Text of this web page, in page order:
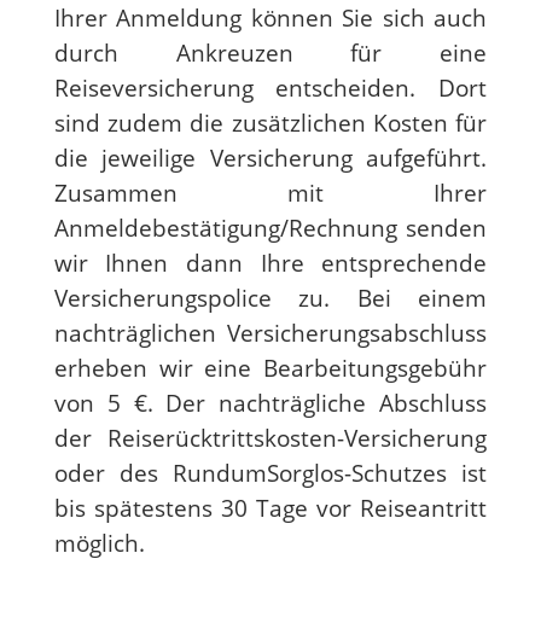
Ihrer Anmeldung können Sie sich auch
durch Ankreuzen für eine
Reiseversicherung entscheiden. Dort
sind zudem die zusätzlichen Kosten für
die jeweilige Versicherung aufgeführt.
Zusammen mit Ihrer
Anmeldebestätigung/Rechnung senden
wir Ihnen dann Ihre entsprechende
Versicherungspolice zu. Bei einem
nachträglichen Versicherungsabschluss
erheben wir eine Bearbeitungsgebühr
von 5 €. Der nachträgliche Abschluss
der Reiserücktrittskosten-Versicherung
oder des RundumSorglos-Schutzes ist
bis spätestens 30 Tage vor Reiseantritt
möglich.